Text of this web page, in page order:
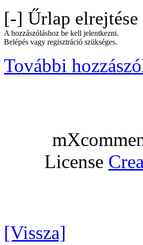
[-] Űrlap elrejtése
A hozzászóláshoz be kell jelentkezni.
Belépés vagy regisztráció szükséges.
További
License
[Vissza]